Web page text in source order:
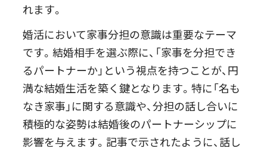
れます。
婚活において家事分担の意識は重要なテーマ
です。結婚相手を選ぶ際に、「家事を分担でき
るパートナーか」という視点を持つことが、円
満な結婚生活を築く鍵となります。特に「名も
なき家事」に関する意識や、分担の話し合いに
積極的な姿勢は結婚後のパートナーシップに
影響を与えます。記事で示されたように、話し